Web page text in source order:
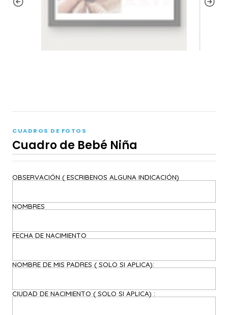
CUADROS DE FOTOS
Cuadro de Bebé Niña
OBSERVACIÓN ( ESCRIBENOS ALGUNA INDICACIÓN)
NOMBRES
FECHA DE NACIMIENTO
NOMBRE DE MIS PADRES ( SOLO SI APLICA):
CIUDAD DE NACIMIENTO ( SOLO SI APLICA) :